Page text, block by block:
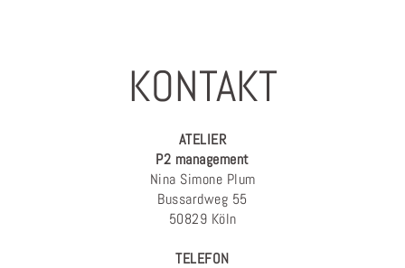
KONTAKT
ATELIER
P2 management
Nina Simone Plum
Bussardweg 55
50829 Köln
TELEFON